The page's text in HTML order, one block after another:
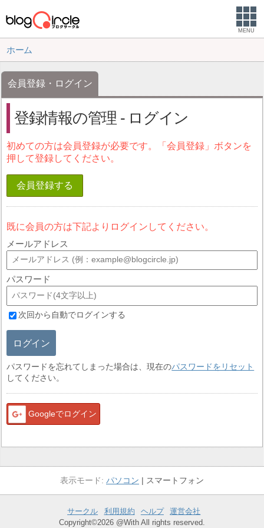
MENU
ホーム
会員登録・ログイン
登録情報の管理 - ログイン
初めての方は会員登録が必要です。「会員登録」ボタンを
押して登録してください。
会員登録する
既に会員の方は下記よりログインしてください。
メールアドレス
パスワード
次回から自動でログインする
ログイン
パスワードを忘れてしまった場合は、現在のパスワードをリセット
してください。
Googleでログイン
パソコン スマートフォン
サークル 利用規約 ヘルプ
運営会社
Copyright©2026 @With All rights reserved.